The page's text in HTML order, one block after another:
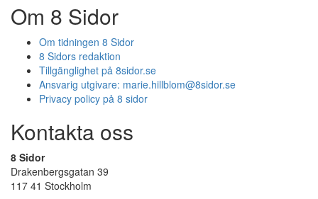
Om 8 Sidor
Om tidningen 8 Sidor
8 Sidors redaktion
Tillgänglighet på 8sidor.se
Ansvarig utgivare: marie.hillblom@8sidor.se
Privacy policy på 8 sidor
Kontakta oss
8 Sidor
Drakenbergsgatan 39
117 41 Stockholm